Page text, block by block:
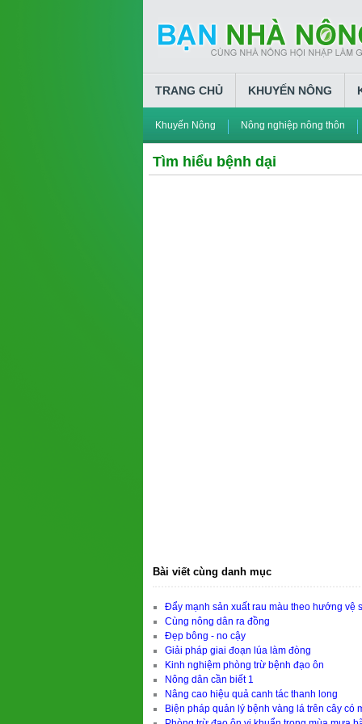
TRANG CHỦ KHUYẾN NÔNG
Khuyến Nông Nông nghiệp nông thôn
Tìm hiểu bệnh dại
Bài viết cùng danh mục
Đẩy mạnh sản xuất rau màu theo hướng vệ
Cùng nông dân ra đồng
Đẹp bông - no cậy
Giải pháp giai đoạn lúa làm đòng
Kinh nghiệm phòng trừ bệnh đạo ôn
Nông dân cần biết 1
Nâng cao hiệu quả canh tác thanh long
Biện pháp quản lý bệnh vàng lá trên cây có